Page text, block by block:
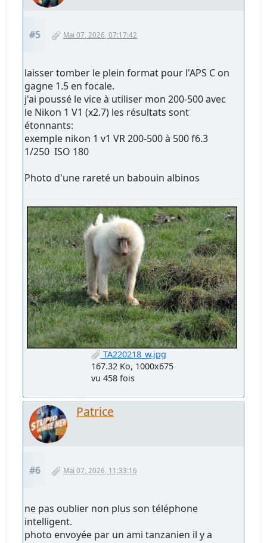
#5 Mai 07, 2026, 07:17:42
laisser tomber le plein format pour l'APS C on
gagne 1.5 en focale.
j'ai poussé le vice à utiliser mon 200-500 avec
le Nikon 1 V1 (x2.7) les résultats sont
étonnants:
exemple nikon 1 v1 VR 200-500 à 500 f6.3
1/250 ISO 180
Photo d'une rareté un babouin albinos
TA220218_w.jpg
167.32 Ko, 1000x675
vu 458 fois
Patrice
#6 Mai 07, 2026, 11:33:16
ne pas oublier non plus son téléphone
intelligent.
photo envoyée par un ami tanzanien il y a